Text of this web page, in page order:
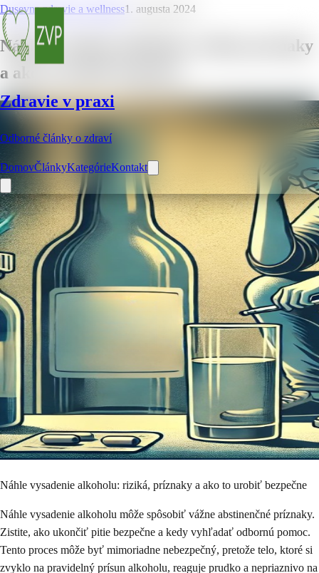
Zdravie v praxi
Odborné články o zdraví
DomovČlánkyKategórieKontakt
Dusevne zdravie a wellness1. augusta 2024
Náhle vysadenie alkoholu: riziká, príznaky
a ako to urobiť bezpečne
Náhle vysadenie alkoholu: riziká, príznaky a ako to urobiť bezpečne
Náhle vysadenie alkoholu môže spôsobiť vážne abstinenčné príznaky.
Zistite, ako ukončiť pitie bezpečne a kedy vyhľadať odbornú pomoc.
Tento proces môže byť mimoriadne nebezpečný, pretože telo, ktoré si
zvyklo na pravidelný prísun alkoholu, reaguje prudko a nepriaznivo na